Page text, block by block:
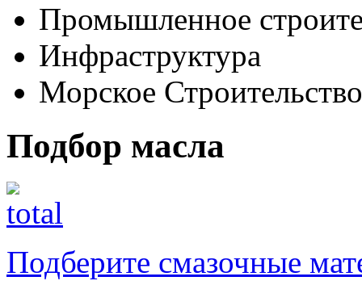
Промышленное
Инфраструктура
Морское Строительство
Подбор масла
Подберите смазочные